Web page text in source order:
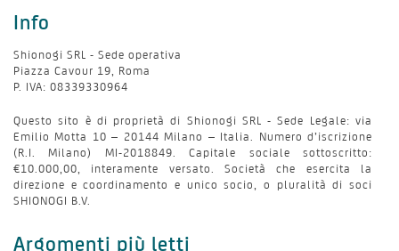
Info
Shionogi SRL - Sede operativa
Piazza Cavour 19, Roma
P. IVA: 08339330964
Questo sito è di proprietà di Shionogi SRL - Sede Legale: via
Emilio Motta 10 – 20144 Milano – Italia. Numero d’iscrizione
(R.I. Milano) MI-2018849. Capitale sociale sottoscritto:
€10.000,00, interamente versato. Società che esercita la
direzione e coordinamento e unico socio, o pluralità di soci
SHIONOGI B.V.
Argomenti più letti